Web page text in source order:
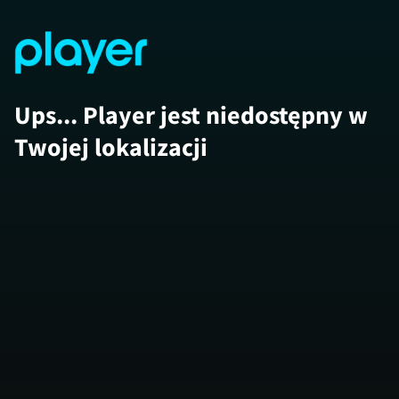
Ups... Player jest niedostępny w
Twojej lokalizacji